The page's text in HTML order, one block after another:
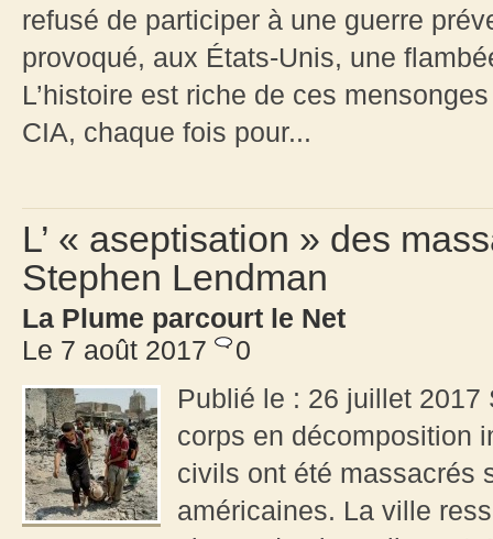
refusé de participer à une guerre
provoqué, aux États-Unis, une
L’histoire est riche de ces
CIA, chaque fois pour...
L’ « aseptisation » des
Stephen Lendman
La Plume parcourt le Net
Le 7 août 2017
0
Publié le : 26 juillet 2017
corps en décomposition
civils ont été massacrés
américaines. La ville